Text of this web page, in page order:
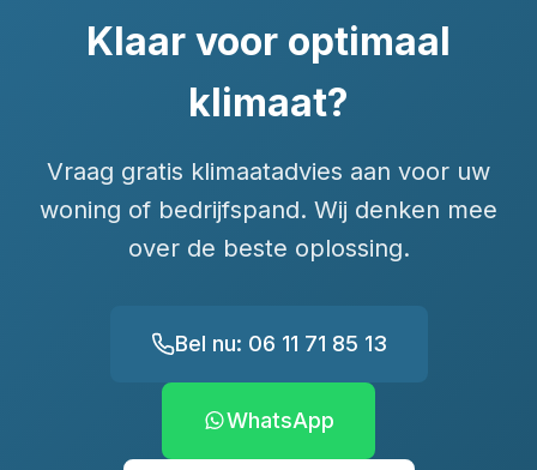
Klaar voor optimaal
klimaat?
Vraag gratis klimaatadvies aan voor uw
woning of bedrijfspand. Wij denken mee
over de beste oplossing.
Bel nu: 06 11 71 85 13
WhatsApp